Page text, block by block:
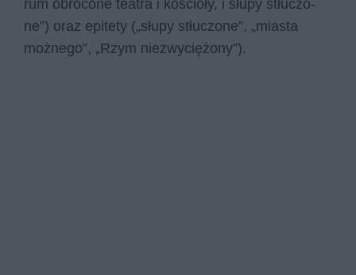
rum ob­ró­co­ne te­atra i ko­ścio­ły, i słu­py stłu­czo­
ne”) oraz epitety („słupy stłuczone”, „miasta
możnego”, „Rzym niezwyciężony”).